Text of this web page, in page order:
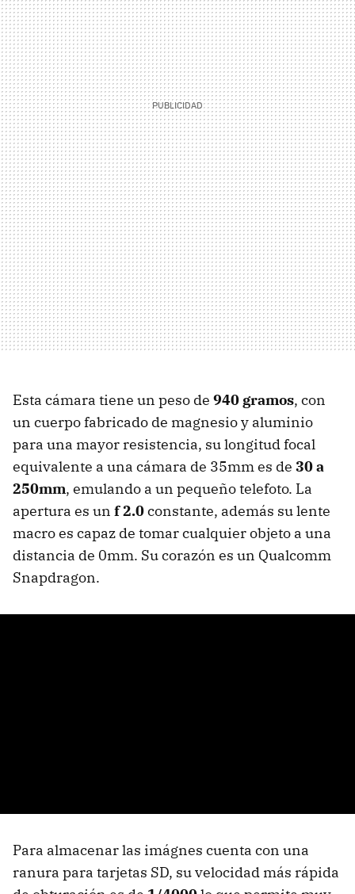
Esta cámara tiene un peso de 940 gramos, con
un cuerpo fabricado de magnesio y aluminio
para una mayor resistencia, su longitud focal
equivalente a una cámara de 35mm es de 30 a
250mm, emulando a un pequeño telefoto. La
apertura es un f 2.0constante, además su lente
macro es capaz de tomar cualquier objeto a una
distancia de 0mm. Su corazón es un Qualcomm
Snapdragon.
Para almacenar las imágnes cuenta con una
ranura para tarjetas SD, su velocidad más rápida